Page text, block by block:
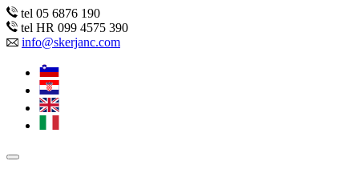
tel 05 6876 190
tel HR 099 4575 390
info@skerjanc.com